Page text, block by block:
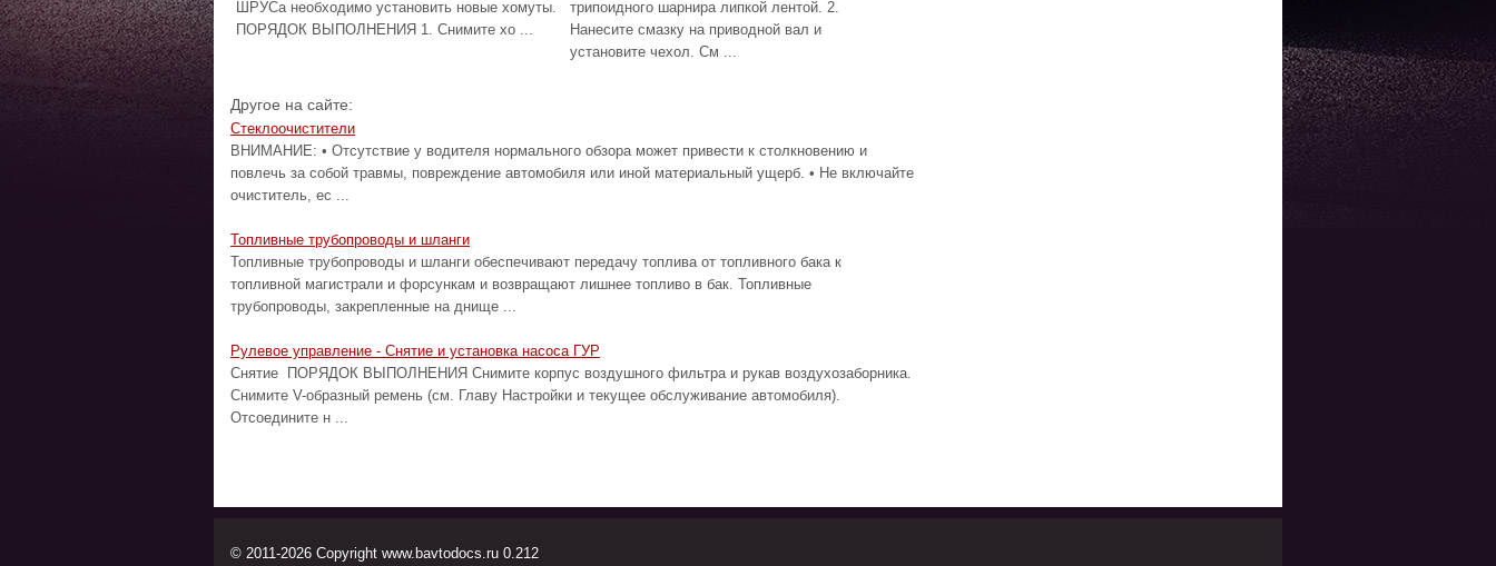
ШРУСа необходимо установить новые хомуты.
ПОРЯДОК ВЫПОЛНЕНИЯ 1. Снимите хо ...
трипоидного шарнира липкой лентой. 2.
Нанесите смазку на приводной вал и
установите чехол. См ...
Другое на сайте:
Стеклоочистители
ВНИМАНИЕ: • Отсутствие у водителя нормального обзора может привести к столкновению и
повлечь за собой травмы, повреждение автомобиля или иной материальный ущерб. • Не включайте
очиститель, ес ...
Топливные трубопроводы и шланги
Топливные трубопроводы и шланги обеспечивают передачу топлива от топливного бака к
топливной магистрали и форсункам и возвращают лишнее топливо в бак. Топливные
трубопроводы, закрепленные на днище ...
Рулевое управление - Снятие и установка насоса ГУР
Снятие ПОРЯДОК ВЫПОЛНЕНИЯ Снимите корпус воздушного фильтра и рукав воздухозаборника.
Снимите V-образный ремень (см. Главу Настройки и текущее обслуживание автомобиля).
Отсоедините н ...
© 2011-2026 Copyright www.bavtodocs.ru 0.212